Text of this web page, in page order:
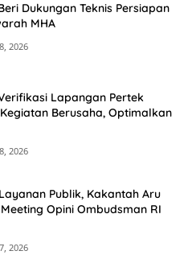
Dukungan Teknis Persiapan
MHA
2026
Lapangan Pertek
Berusaha, Optimalkan
2026
Publik, Kakantah Aru
Opini Ombudsman RI
2026